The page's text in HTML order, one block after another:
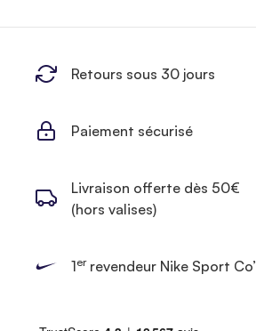
Retours sous 30 jours
Paiement sécurisé
Livraison offerte dès 50€
(hors valises)
1errevendeur Nike Sport Co’